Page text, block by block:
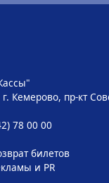
Кемерово, пр-кт
78 00 00
билетов
и PR